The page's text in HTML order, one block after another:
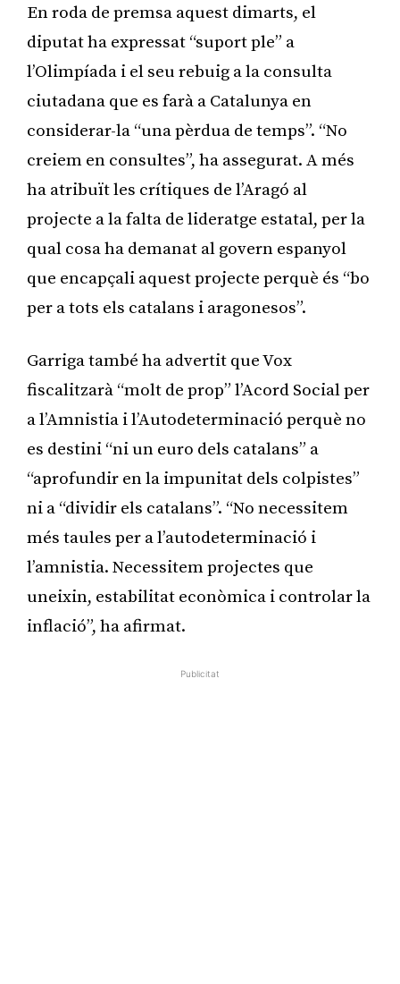
En roda de premsa aquest dimarts, el
diputat ha expressat “suport ple” a
l’Olimpíada i el seu rebuig a la consulta
ciutadana que es farà a Catalunya en
considerar-la “una pèrdua de temps”. “No
creiem en consultes”, ha assegurat. A més
ha atribuït les crítiques de l’Aragó al
projecte a la falta de lideratge estatal, per la
qual cosa ha demanat al govern espanyol
que encapçali aquest projecte perquè és “bo
per a tots els catalans i aragonesos”.
Garriga també ha advertit que Vox
fiscalitzarà “molt de prop” l’Acord Social per
a l’Amnistia i l’Autodeterminació perquè no
es destini “ni un euro dels catalans” a
“aprofundir en la impunitat dels colpistes”
ni a “dividir els catalans”. “No necessitem
més taules per a l’autodeterminació i
l’amnistia. Necessitem projectes que
uneixin, estabilitat econòmica i controlar la
inflació”, ha afirmat.
Publicitat